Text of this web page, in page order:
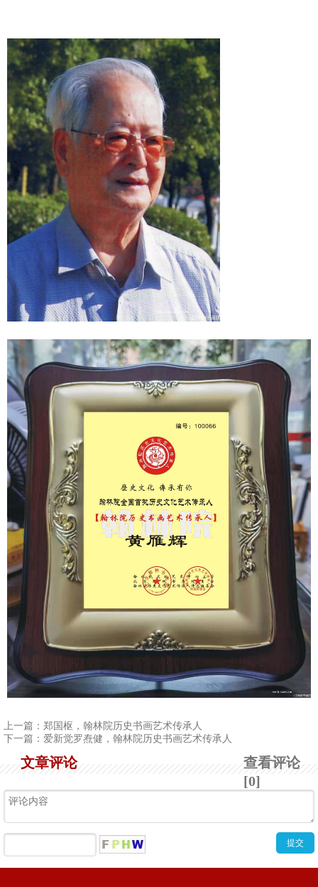
上一篇： 郑国枢，翰林院历史书画艺术传承人
下一篇： 爱新觉罗焘健，翰林院历史书画艺术传承人
查看评论
[0]
文章评论